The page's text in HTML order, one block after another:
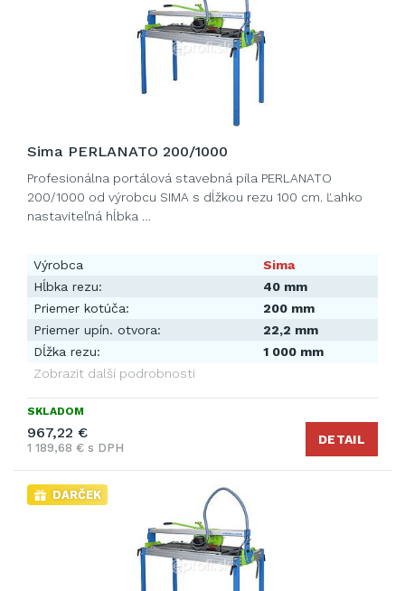
Sima PERLANATO 200/1000
Profesionálna portálová stavebná píla PERLANATO
200/1000 od výrobcu SIMA s dĺžkou rezu 100 cm. Ľahko
nastaviteľná hĺbka …
Výrobca
Sima
Hĺbka rezu:
40 mm
Priemer kotúča:
200 mm
Priemer upín. otvora:
22,2 mm
Dĺžka rezu:
1 000 mm
Zobrazit další podrobnosti
SKLADOM
967,22 €
1 189,68 € s DPH
DETAIL
DARČEK